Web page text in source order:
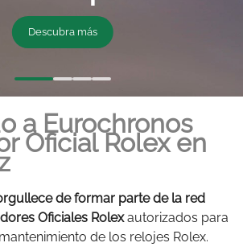
Descubra más
Descubra más
a Eurochronos
Oficial Rolex en
de formar parte de la red
Oficiales Rolexautorizados para
de los relojes Rolex.